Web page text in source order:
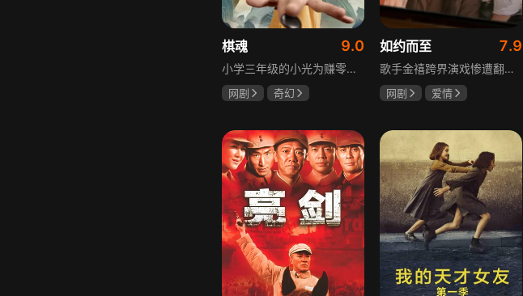
棋魂 9.0
小学三年级的小光为赚零用钱到爷爷家寻宝，偶然翻出旧棋盘，接触棋盘的一瞬间，附身棋盘中的棋士褚嬴的灵魂进入了小光体内。后来小光在学校围棋会所结识少年天才小亮，为测试褚嬴实力，小光贸然与小亮对弈并小胜，他误以为褚嬴棋力平平，小亮却大受打击。数日后小亮再次挑战，再次惨败在褚嬴手下，二人从此成了相爱相杀的棋坛宿敌。在褚嬴指导下，小光进步神速，逐渐对围棋产生兴趣，最终在全国大赛与小亮激战中，褚嬴下出绝妙一局，小光却看出更高一着，终于在自己努力、褚嬴帮助和与小亮的磨练中，独立对弈，燃起真正的棋魂。
网剧
奇幻
如约而至 7.9
歌手金禧跨界演戏惨遭翻车，全网群嘲演技拉胯！不服输的他另辟蹊径，转行试水音乐剧，誓要逆袭打脸。机缘巧合下，他对高冷硬核的金牌音乐剧导演宁瑾一见心动，两人意外留下暧昧一吻，转头试镜现场再度狭路相逢。 宁瑾本就抵触偶像跨界，对半路空降的流量新人金禧百般严苛，花式魔鬼训练轮番上线。金禧顶住剧团前辈排挤、同行暗算、舆论刁难等重重危机，日夜苦练打磨演技，慢慢褪去偶像光环、解锁真实自我，一点点打动高冷导演和剧团众人。 一路走来，二人历经误会争执、事业危机、亲情心结、分手磨合多重考验，在并肩拯救濒临倒闭的剧团、携手打磨《倩女幽魂》剧目、共渡舞台难关的过程中，情愫渐生、双向治愈。最终剧目首演大获成功，叛逆
网剧
爱情